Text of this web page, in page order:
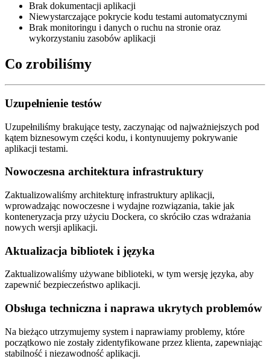
Brak dokumentacji aplikacji
Niewystarczające pokrycie kodu testami automatycznymi
Brak monitoringu i danych o ruchu na stronie oraz
wykorzystaniu zasobów aplikacji
Co zrobiliśmy
Uzupełnienie testów
Uzupełniliśmy brakujące testy, zaczynając od najważniejszych pod
kątem biznesowym części kodu, i kontynuujemy pokrywanie
aplikacji testami.
Nowoczesna architektura infrastruktury
Zaktualizowaliśmy architekturę infrastruktury aplikacji,
wprowadzając nowoczesne i wydajne rozwiązania, takie jak
konteneryzacja przy użyciu Dockera, co skróciło czas wdrażania
nowych wersji aplikacji.
Aktualizacja bibliotek i języka
Zaktualizowaliśmy używane biblioteki, w tym wersję języka, aby
zapewnić bezpieczeństwo aplikacji.
Obsługa techniczna i naprawa ukrytych problemów
Na bieżąco utrzymujemy system i naprawiamy problemy, które
początkowo nie zostały zidentyfikowane przez klienta, zapewniając
stabilność i niezawodność aplikacji.